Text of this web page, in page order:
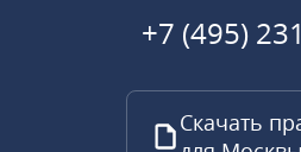
+7 (495)
Скачать